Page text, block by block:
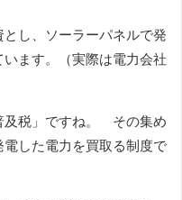
し、ソーラーパネルで発
ます。（実際は電力会社
及税」ですね。 その集め
した電力を買取る制度で